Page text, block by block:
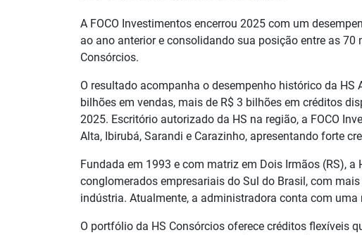
A FOCO Investimentos encerrou 2025 com um
ao ano anterior e consolidando sua posição entre as
Consórcios.
O resultado acompanha o desempenho histórico da
bilhões em vendas, mais de R$ 3 bilhões em créditos
2025. Escritório autorizado da HS na região, a FOCO
Alta, Ibirubá, Sarandi e Carazinho, apresentando forte
Fundada em 1993 e com matriz em Dois Irmãos (RS),
conglomerados empresariais do Sul do Brasil, com
indústria. Atualmente, a administradora conta com uma
O portfólio da HS Consórcios oferece créditos flexíveis